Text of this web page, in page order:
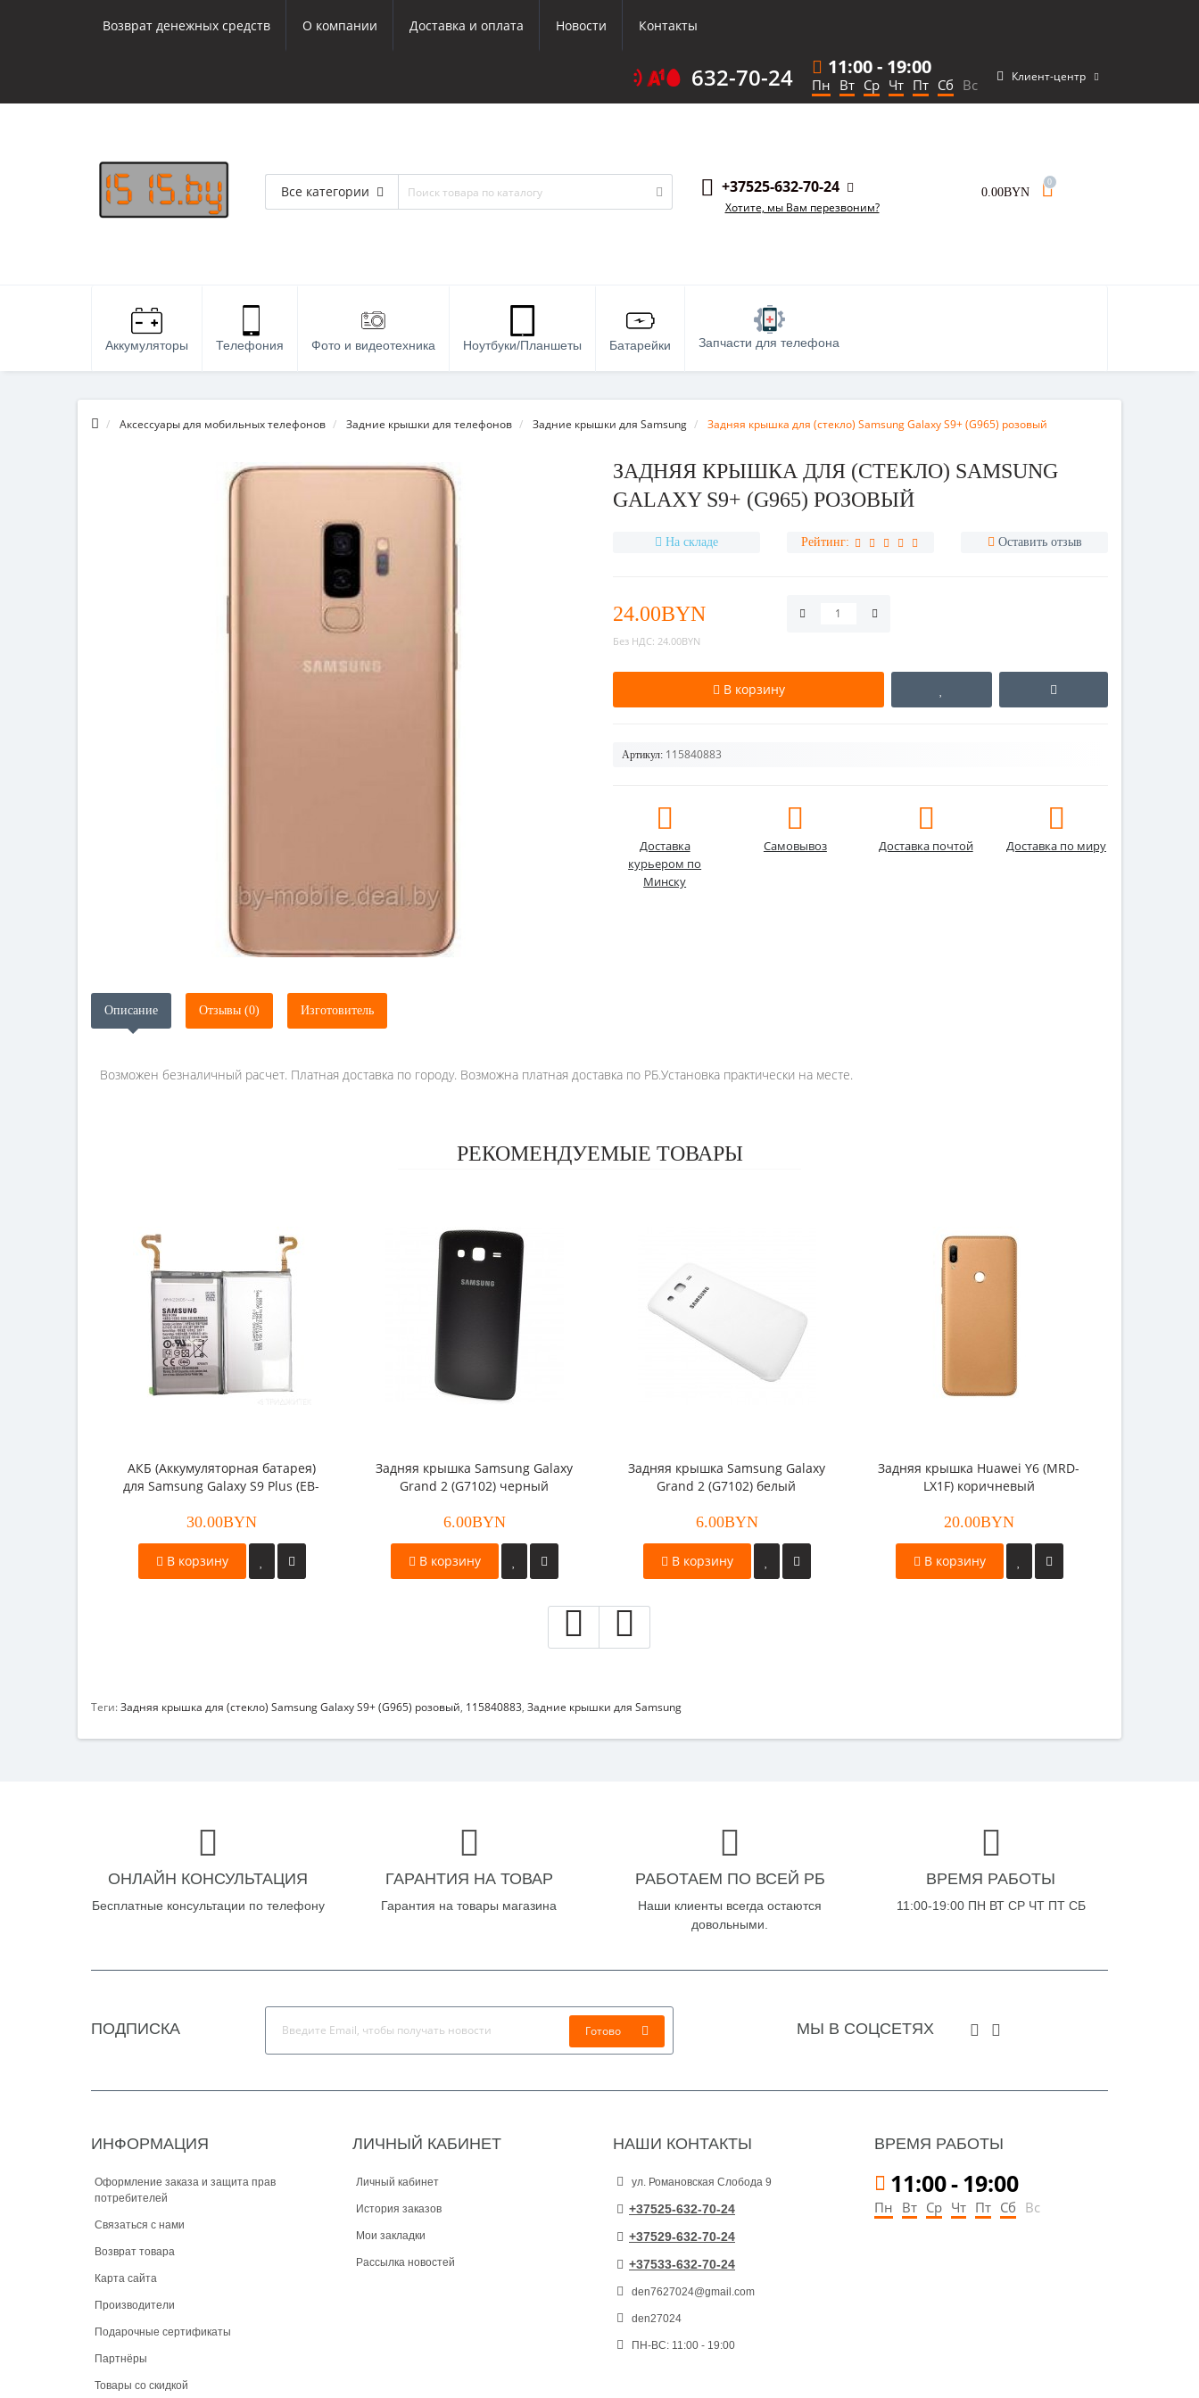
Возврат денежных средств О компании Доставка и оплата Новости Контакты
632-70-24 11:00- 19:00
Пн Вт Ср Чт Пт Сб Вс Клиент-центр
Все категории +37525-632-70-24
Хотите, мы Вам перезвоним?
0.00BYN
0
Аккумуляторы Телефония Фото и видеотехника Ноутбуки/Планшеты Батарейки Запчасти для телефона
Аксессуары для мобильных телефонов Задние крышки для телефонов Задние крышки для Samsung Задняя крышка для (стекло) Samsung Galaxy S9+ (G965) розовый
ЗАДНЯЯ КРЫШКА ДЛЯ (СТЕКЛО) SAMSUNG
GALAXY S9+ (G965) РОЗОВЫЙ
На складе Рейтинг: Оставить отзыв
24.00BYN
Без НДС: 24.00BYN
В корзину
Артикул: 115840883
Доставка
курьером по
Минску
Самовывоз Доставка почтой Доставка по миру
Описание Отзывы (0) Изготовитель
Возможен безналичный расчет. Платная доставка по городу. Возможна платная доставка по РБ.Установка практически на месте.
РЕКОМЕНДУЕМЫЕ ТОВАРЫ
АКБ (Аккумуляторная батарея)
для Samsung Galaxy S9 Plus (EB-
30.00BYN
В корзину
Задняя крышка Samsung Galaxy
Grand 2 (G7102) черный
6.00BYN
В корзину
Задняя крышка Samsung Galaxy
Grand 2 (G7102) белый
6.00BYN
В корзину
Задняя крышка Huawei Y6 (MRD-
LX1F) коричневый
20.00BYN
В корзину
Теги:Задняя крышка для (стекло) Samsung Galaxy S9+ (G965) розовый, 115840883, Задние крышки для Samsung
ОНЛАЙН КОНСУЛЬТАЦИЯ
Бесплатные консультации по телефону
ГАРАНТИЯ НА ТОВАР
Гарантия на товары магазина
РАБОТАЕМ ПО ВСЕЙ РБ
Наши клиенты всегда остаются
довольными.
ВРЕМЯ РАБОТЫ
11:00-19:00 ПН ВТ СР ЧТ ПТ СБ
ПОДПИСКА Готово МЫ В СОЦСЕТЯХ
ИНФОРМАЦИЯ
Оформление заказа и защита прав
потребителей
Связаться с нами
Возврат товара
Карта сайта
Производители
Подарочные сертификаты
Партнёры
Товары со скидкой
ЛИЧНЫЙ КАБИНЕТ
Личный кабинет
История заказов
Мои закладки
Рассылка новостей
НАШИ КОНТАКТЫ
ул. Романовская Слобода 9
+37525-632-70-24
+37529-632-70-24
+37533-632-70-24
den7627024@gmail.com
den27024
ПН-ВС: 11:00 - 19:00
ВРЕМЯ РАБОТЫ
11:00-19:00
Пн Вт Ср Чт Пт Сб Вс